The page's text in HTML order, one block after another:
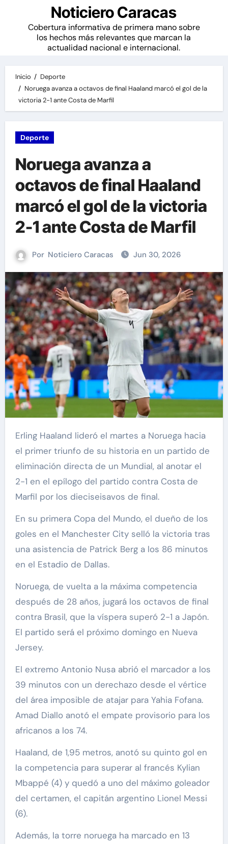
Noticiero Caracas
Cobertura informativa de primera mano sobre
los hechos más relevantes que marcan la
actualidad nacional e internacional.
Inicio
Deporte
Noruega avanza a octavos de final Haaland marcó el gol de la
victoria 2-1 ante Costa de Marfil
Deporte
Noruega avanza a
octavos de final Haaland
marcó el gol de la victoria
2-1 ante Costa de Marfil
Por Noticiero Caracas Jun 30, 2026
Erling Haaland lideró el martes a Noruega hacia
el primer triunfo de su historia en un partido de
eliminación directa de un Mundial, al anotar el
2-1 en el epílogo del partido contra Costa de
Marfil por los dieciseisavos de final.
En su primera Copa del Mundo, el dueño de los
goles en el Manchester City selló la victoria tras
una asistencia de Patrick Berg a los 86 minutos
en el Estadio de Dallas.
Noruega, de vuelta a la máxima competencia
después de 28 años, jugará los octavos de final
contra Brasil, que la víspera superó 2-1 a Japón.
El partido será el próximo domingo en Nueva
Jersey.
El extremo Antonio Nusa abrió el marcador a los
39 minutos con un derechazo desde el vértice
del área imposible de atajar para Yahia Fofana.
Amad Diallo anotó el empate provisorio para los
africanos a los 74.
Haaland, de 1,95 metros, anotó su quinto gol en
la competencia para superar al francés Kylian
Mbappé (4) y quedó a uno del máximo goleador
del certamen, el capitán argentino Lionel Messi
(6).
Además, la torre noruega ha marcado en 13